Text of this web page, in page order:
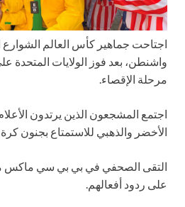
اجتاحت جماهير كأس العالم الشوارع
مرحلة الإقصاء.
اجتمع المشجعون الذين يرتدون
الأخضر والذهبي للاستمتاع بجنون
التقى الصحفي في بي بي سي ماكس
على ردود أفعالهم.